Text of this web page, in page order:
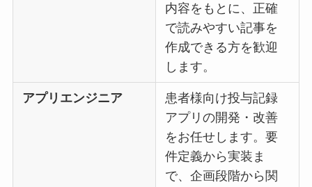
内容をもとに、正確
で読みやすい記事を
作成できる方を歓迎
します。
アプリエンジニア
患者様向け投与記録
アプリの開発・改善
をお任せします。要
件定義から実装ま
で、企画段階から関